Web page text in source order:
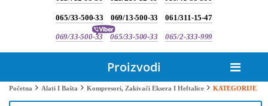
065/33-500-33 069/13-500-33 061/311-15-47
069/33-500-33 065/33-500-33 065/2-333-999
Proizvodi
Početna Alati I Bašta Kompresori, Zakivači Eksera I Heftalice KATEGORIJE